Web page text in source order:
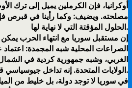
أوكرانيا، فإن الكرملين يميل إلى ترك
مصلحته. ويضيف: وكما رأينا في قبرص
الحلول المؤقتة التي لا نهاية لها.
إن مستقبل سوريا مع انتهاء الحرب
الصراعات المحلية شبه المجمدة:
الغربي، وشبه جمهورية كردية في
الولايات المتحدة. إنه تداخل جيوسياسي قد يكون أو لا يكون له حل.
في سوريا لا توجد دولة، بل خليط من